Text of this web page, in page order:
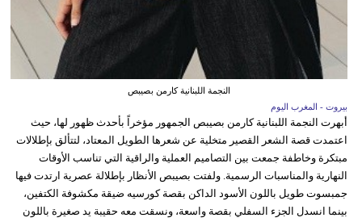
النجمة اللبنانية كارمن بصيبص
بيروت - المغرب اليوم
أبهرت النجمة اللبنانية كارمن بصيبص الجمهور مؤخراً بأحدث ظهور لها، حيث
اعتمدت قصة الشعر القصير متخلية عن شعرها الطويل المعتاد، لتتألق بإطلالات
مبتكرة وخاطفة جمعت بين التصاميم العملية والراقية التي تناسب الأوقات
النهارية والمناسبات الرسمية. ولفتت بصيبص الأنظار بإطلالة عصرية ارتدت فيها
جمبسوت طويل باللون الأسود الداكن بقصة كورسيه ضيقة مكشوفة الكتفين،
بينما انسدل الجزء السفلي بقصة واسعة، ونسقت معه حقيبة يد صغيرة باللون